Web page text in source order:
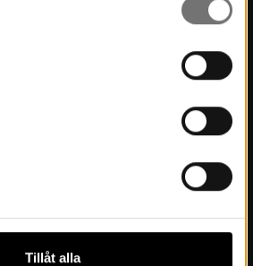
Tillåt alla